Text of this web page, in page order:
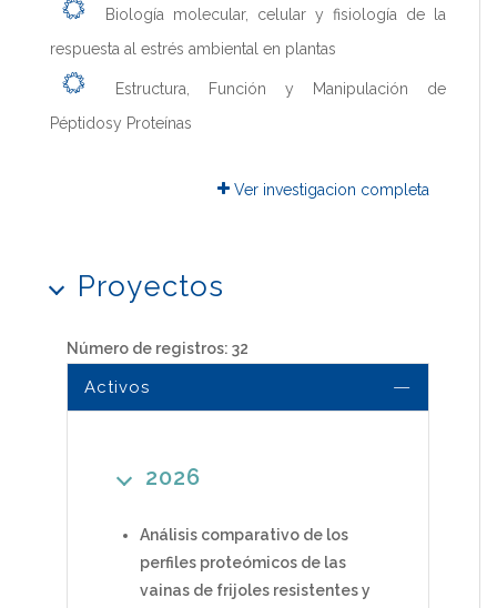
Biología molecular, celular y fisiología de la
respuesta al estrés ambiental en plantas
Estructura, Función y Manipulación de
Péptidosy Proteínas
Ver investigacion completa
Proyectos
Número de registros: 32
Activos
2026
Análisis comparativo de los
perfiles proteómicos de las
vainas de frijoles resistentes y